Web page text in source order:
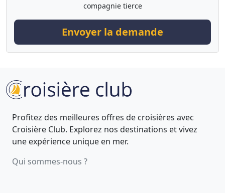
compagnie tierce
Envoyer la demande
Profitez des meilleures offres de croisières avec
Croisière Club. Explorez nos destinations et vivez
une expérience unique en mer.
Qui sommes-nous ?